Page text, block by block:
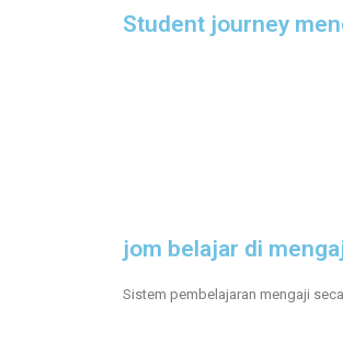
Student journey
jom belajar di
Sistem pembelajaran mengaji